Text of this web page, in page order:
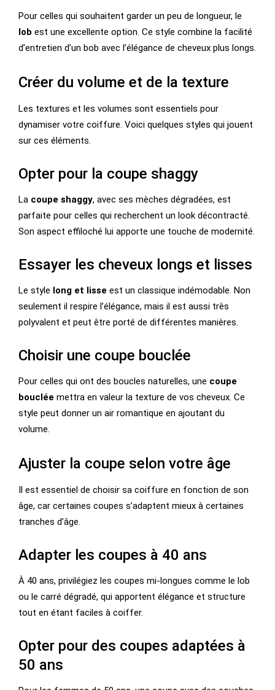
Pour celles qui souhaitent garder un peu de longueur, le
lob est une excellente option. Ce style combine la facilité
d’entretien d’un bob avec l’élégance de cheveux plus longs.
Créer du volume et de la texture
Les textures et les volumes sont essentiels pour
dynamiser votre coiffure. Voici quelques styles qui jouent
sur ces éléments.
Opter pour la coupe shaggy
La coupe shaggy, avec ses mèches dégradées, est
parfaite pour celles qui recherchent un look décontracté.
Son aspect effiloché lui apporte une touche de modernité.
Essayer les cheveux longs et lisses
Le style long et lisse est un classique indémodable. Non
seulement il respire l’élégance, mais il est aussi très
polyvalent et peut être porté de différentes manières.
Choisir une coupe bouclée
Pour celles qui ont des boucles naturelles, une coupe
bouclée mettra en valeur la texture de vos cheveux. Ce
style peut donner un air romantique en ajoutant du
volume.
Ajuster la coupe selon votre âge
Il est essentiel de choisir sa coiffure en fonction de son
âge, car certaines coupes s’adaptent mieux à certaines
tranches d’âge.
Adapter les coupes à 40 ans
À 40 ans, privilégiez les coupes mi-longues comme le lob
ou le carré dégradé, qui apportent élégance et structure
tout en étant faciles à coiffer.
Opter pour des coupes adaptées à
50 ans